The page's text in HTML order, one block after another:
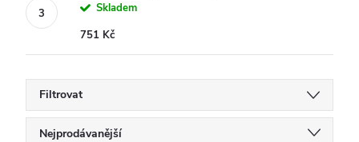
Skladem
751 Kč
Filtrovat
Nejprodávanější